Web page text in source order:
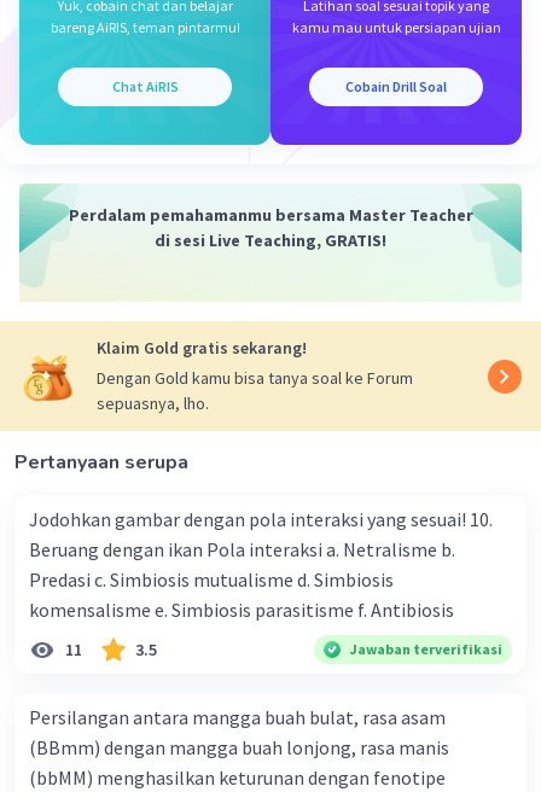
setengahnya
menghasilkan sel anak yang identik secara genetik
dengan sel induk . pembelahan ini biasanya terjadi pada
perbaikan sel
jadi jawaban paling tepat yang (B) yahh
Yuk, cobain chat dan belajar
bareng AiRIS, teman pintarmu!
Chat AiRIS
Latihan soal sesuai topik yang
kamu mau untuk persiapan ujian
Cobain Drill Soal
Perdalam pemahamanmu bersama Master Teacher
di sesi Live Teaching, GRATIS!
Klaim Gold gratis sekarang!
Dengan Gold kamu bisa tanya soal ke Forum
sepuasnya, lho.
Pertanyaan serupa
Jodohkan gambar dengan pola interaksi yang sesuai! 10.
Beruang dengan ikan Pola interaksi a. Netralisme b.
Predasi c. Simbiosis mutualisme d. Simbiosis
komensalisme e. Simbiosis parasitisme f. Antibiosis
11 3.5 Jawaban terverifikasi
Persilangan antara mangga buah bulat, rasa asam
(BBmm) dengan mangga buah lonjong, rasa manis
(bbMM) menghasilkan keturunan dengan fenotipe